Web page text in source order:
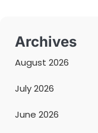
Archives
August 2026
July 2026
June 2026